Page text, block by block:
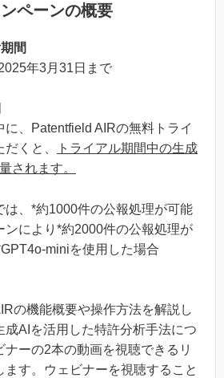
ペーンの概要
間
年3月31日まで
に、Patentfield AIRの無料トライ
くと、
トライアル期間中の生成
されます。
は、*約1000件の公報処理が可能
ンにより*約2000件の公報処理が
miniを使用した場合
の機能概要や操作方法を解説し
成AIを活用した特許分析手法につ
ナーの2本の動画を視聴できるリ
ます。ウェビナーを視聴すること